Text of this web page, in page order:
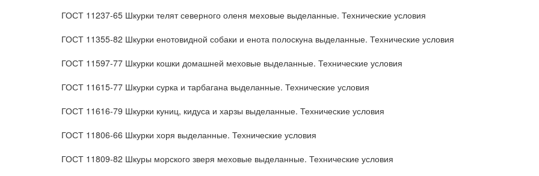
ГОСТ 11237-65 Шкурки телят северного оленя меховые выделанные. Технические условия
ГОСТ 11355-82 Шкурки енотовидной собаки и енота полоскуна выделанные. Технические условия
ГОСТ 11597-77 Шкурки кошки домашней меховые выделанные. Технические условия
ГОСТ 11615-77 Шкурки сурка и тарбагана выделанные. Технические условия
ГОСТ 11616-79 Шкурки куниц, кидуса и харзы выделанные. Технические условия
ГОСТ 11806-66 Шкурки хоря выделанные. Технические условия
ГОСТ 11809-82 Шкуры морского зверя меховые выделанные. Технические условия